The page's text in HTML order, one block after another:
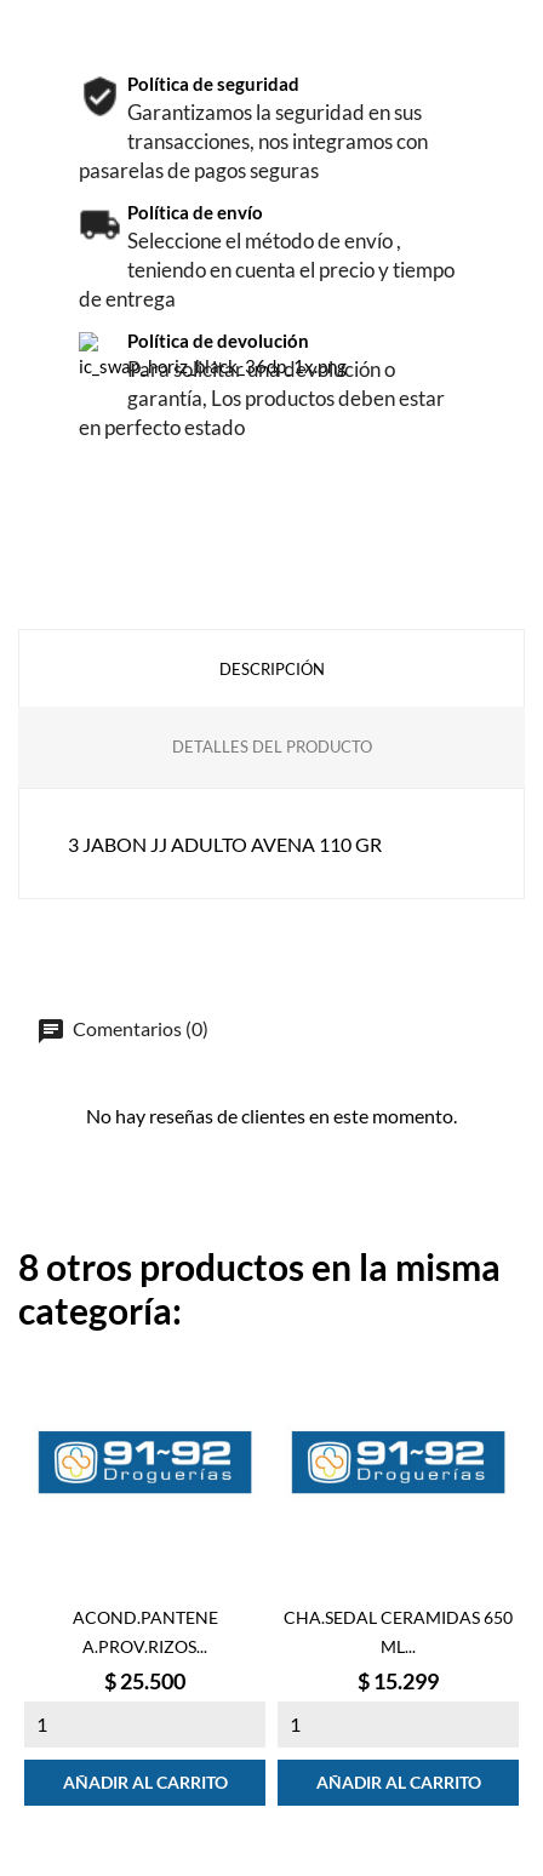
Política de seguridad
Garantizamos la seguridad en sus
transacciones, nos integramos con
pasarelas de pagos seguras
Política de envío
Seleccione el método de envío ,
teniendo en cuenta el precio y tiempo
de entrega
Política de devolución
Para solicitar una devolución o
garantía, Los productos deben estar
en perfecto estado
DESCRIPCIÓN
DETALLES DEL PRODUCTO
3 JABON JJ ADULTO AVENA 110 GR
Comentarios (0)
No hay reseñas de clientes en este momento.
8 otros productos en la misma
categoría:
ACOND.PANTENE
A.PROV.RIZOS...
Precio
$ 25.500
AÑADIR AL CARRITO
CHA.SEDAL CERAMIDAS 650
ML...
Precio
$ 15.299
AÑADIR AL CARRITO